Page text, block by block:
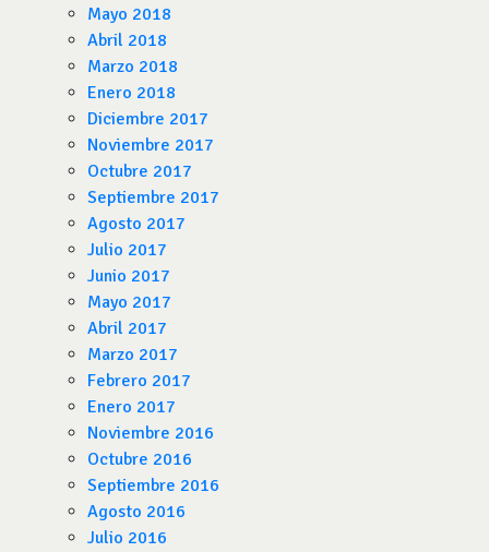
Mayo 2018
Abril 2018
Marzo 2018
Enero 2018
Diciembre 2017
Noviembre 2017
Octubre 2017
Septiembre 2017
Agosto 2017
Julio 2017
Junio 2017
Mayo 2017
Abril 2017
Marzo 2017
Febrero 2017
Enero 2017
Noviembre 2016
Octubre 2016
Septiembre 2016
Agosto 2016
Julio 2016